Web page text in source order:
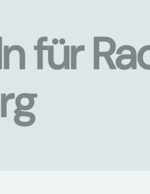
für